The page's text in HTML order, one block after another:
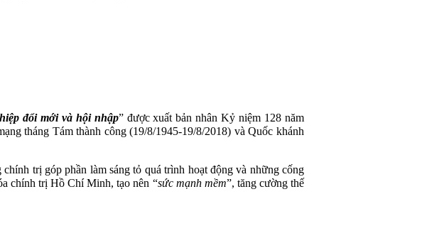
đổi mới và hội nhập” được xuất bản nhân Kỷ niệm 128 năm
tháng Tám thành công (19/8/1945-19/8/2018) và Quốc khánh
trị góp phần làm sáng tỏ quá trình hoạt động và những cống
chính trị Hồ Chí Minh, tạo nên “sức mạnh mềm”, tăng cường thế